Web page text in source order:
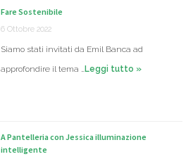
Fare Sostenibile
6 Ottobre 2022
Siamo stati invitati da Emil Banca ad
approfondire il tema …Leggi tutto »
A Pantelleria con Jessica illuminazione
intelligente